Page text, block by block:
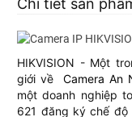
Chi tiết sản
HIKVISION - Một
giới vềCamera An
một doanh nghiệp
621 đăng ký chế độ